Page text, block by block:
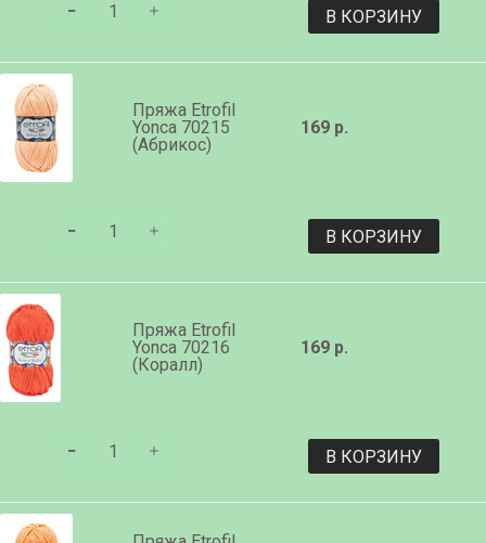
В КОРЗИНУ
Пряжа Etrofil
Yonca 70215
(Абрикос)
169 р.
В КОРЗИНУ
Пряжа Etrofil
Yonca 70216
(Коралл)
169 р.
В КОРЗИНУ